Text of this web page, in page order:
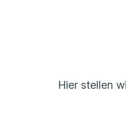
Hier stellen